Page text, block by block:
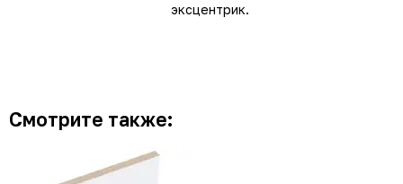
эксцентрик.
Смотрите также: